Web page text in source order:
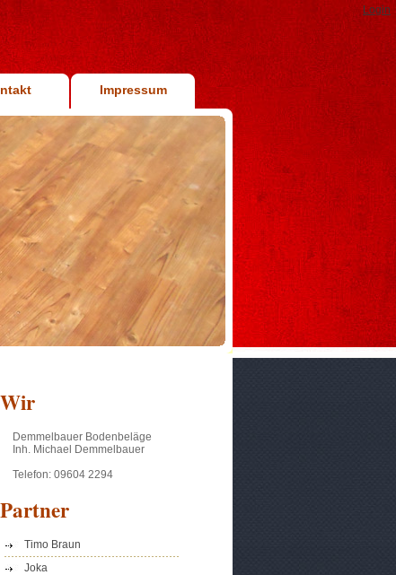
Login
Impressum
Wir
Demmelbauer Bodenbeläge
Inh. Michael Demmelbauer
Telefon: 09604 2294
Partner
Timo Braun
Joka